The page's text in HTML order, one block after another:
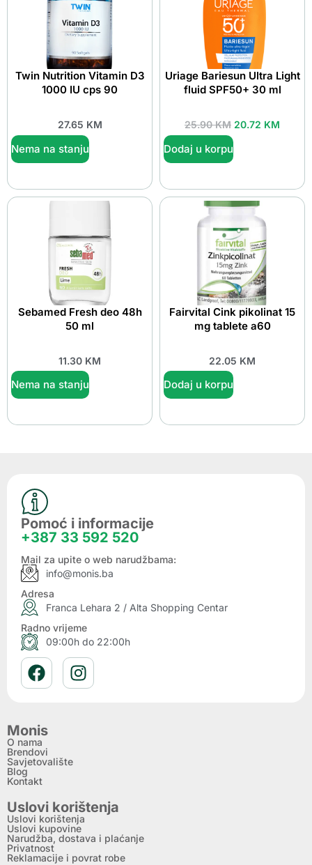
Twin Nutrition Vitamin D3
1000 IU cps 90
27.65 KM
Nema na stanju
Uriage Bariesun Ultra Light
fluid SPF50+ 30 ml
25.90KM 20.72 KM
Dodaj u korpu
Sebamed Fresh deo 48h
50 ml
11.30 KM
Nema na stanju
Fairvital Cink pikolinat 15
mg tablete a60
22.05 KM
Dodaj u korpu
Pomoć i informacije
+387 33 592 520
Mail za upite o web narudžbama:
info@monis.ba
Adresa
Franca Lehara 2 / Alta Shopping Centar
Radno vrijeme
09:00h do 22:00h
Monis
O nama
Brendovi
Savjetovalište
Blog
Kontakt
Uslovi korištenja
Uslovi korištenja
Uslovi kupovine
Narudžba, dostava i plaćanje
Privatnost
Reklamacije i povrat robe